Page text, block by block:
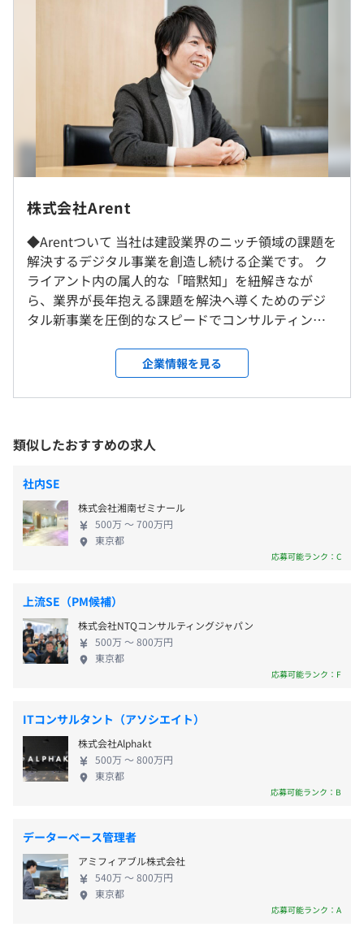
技術力に優れたメンバーとともに、エンジニアとして成長
◆『PlantStream』：設計に関するクリエイティブな時間
を捻出するための次世代型CADです。
https://plantstream3d.com/jp/
従来のCADでは多く発生する部品変更時に細かなパラメー
【強み】
・プラント設計の中核を担ってきた熟練エンジニアたちの
膨大なノウハウをアルゴリズム化し、精度と速度を兼ね備
えた"世界初の驚異的な自動設計"を実現しています
・Feasibility Study（FS）から詳細設計まで、エンジニア
リングの全工程で活用可能なため、現場で真に使えるCAD
をつくりだしています
自動化し、最大80%の工数削減、これまでの5倍の速度で
・建築／土木／プラントなどの大規模プロジェクトでは、
繰り返される仕様変更に数カ月を要するのが当たり前の世
界から、わずか数秒、たった数瞬で仕様変更を完了できま
す
◆2020年以降さらに深刻化する建設業界の慢性的な人材
不足を解決に導きます！
・設計士から作業を切り離すことで設計士のプロジェクト
当たりの拘束期間を短縮することができます
・案件の手離れをよくし、同時に設計士の業務内容をホワ
◆人材の流入と回転をあわせて改善することで建設業界の
持続性を確保、ひいては社会全体の開発能力を維持するこ
とが可能です！
・メンター制度
・書籍購入手当（業務インプット用の書籍であれば金額上
限なし）
・AI搭載エディタ「Cursor」をエンジニア / PM・PL全員
月数回コワーキングスペースを利用可能
就業場所の変更範囲
＜雇入時＞
会社の定める場所（テレワークを行う場所を含む）
敷地内全面禁煙
は年収提示額を保証するものではありません）
就業時間：5:00～22：00の間のフレックスタイム制
コアタイム 11:00～15:00（休憩1時間）
所定労働時間：月の所定労働日数×8時間
休憩時間：1時間
年間休日125日、完全週休2日制（かつ土日・祝日）、有
給休暇（10-20日付与）、年末年始、GW、夏季休暇 等
・コミュニケーション手当（月額上限3千円）
【福利厚生・制度】
・ストックオプション制度
・借上社宅制度
・産休・育休制度
・コワーキングスペース利用可能
・開発マシン選択可能
・フリーアドレス
・フリードリンク
・服装自由
ストックオプション制度あり、評価により年2回賞与の機
昇給機会：年1回
株式会社Arent
◆Arentついて 当社は建設業界のニッチ領域の課題を
解決するデジタル事業を創造し続ける企業です。 ク
ライアント内の属人的な「暗黙知」を紐解きなが
ら、業界が長年抱える課題を解決へ導くためのデジ
タル新事業を圧倒的なスピードでコンサルティング
の深い課題を解決することができ、業界内でのユニ
ークなポジショニングを構築しています。 １.技術⼒
持つ優秀な⼈材が多数在籍しており、確かな開発実
績と多数の特許を出願中です。 ２.ナレッジ 建設業界
に特化し、業界⼤⼿企業との共創開発を続けてきた
ことで、建設現場や建設技術についての深い知⾒を
蓄積しています。 ３.事業創出⼒ 課題発⾒からプロダ
クト開発、事業化までの全⼯程をクライアント企業
との継続的な共創を通じて実施しています。 ◆事業
く統合する新戦略「AIブースト戦略」をプロダクト
事業の中核を担う新たな方針として掲げています。
AIを専用ツールとして別に用意するのではなく、業
務用ソフトウェアそのものにAIを組み込むことで、ユ
ーザーが特別な意識や操作を必要とせず、より実務
にアプリの操作を自動化するなど従来の業務フロー
を維持したまま、AIが自然にサポートする―そんな
「業務に違和感なくなじむAI」の実装を目指してい
ます。 ◆成果主義で高還元◎個人の幸せが組織の成
長につながっている職場です！ 当社は、成果を生み
したいと考えています。そのため、成功時には大きな
メリットを得られる信託型SO、高い報酬、フルリモ
ートOKなど働きやすい環境です。仕事する時間や場
所は、個人裁量の範囲内なので、オフィスで働くこ
企業情報を見る
類似したおすすめの求人
社内SE
株式会社湘南ゼミナール
500万 〜 700万円
東京都
応募可能ランク：C
上流SE（PM候補）
株式会社NTQコンサルティングジャパン
500万 〜 800万円
東京都
応募可能ランク：F
ITコンサルタント（アソシエイト）
株式会社Alphakt
500万 〜 800万円
東京都
応募可能ランク：B
データーベース管理者
アミフィアブル株式会社
540万 〜 800万円
東京都
応募可能ランク：A